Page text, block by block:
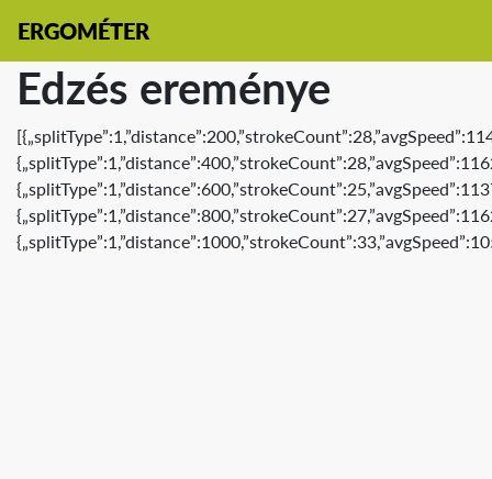
ERGOMÉTER
Edzés ereménye